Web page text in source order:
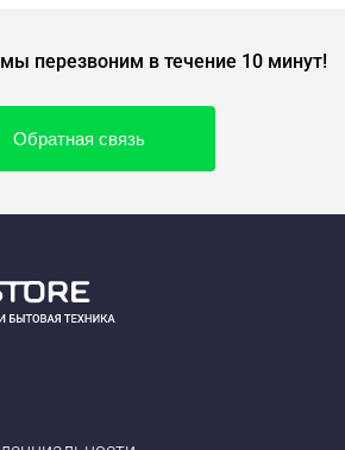
перезвоним в течение 10 минут!
Обратная связь